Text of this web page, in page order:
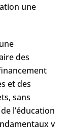
une
des
et des
sans
l’éducation
y